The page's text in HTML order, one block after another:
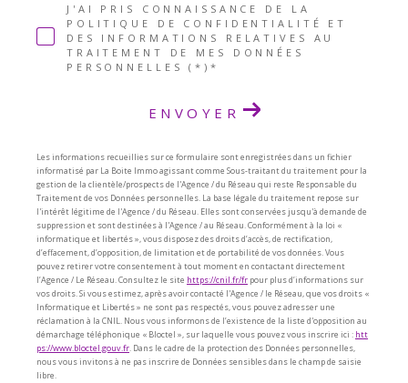
J'AI PRIS CONNAISSANCE DE LA
POLITIQUE DE CONFIDENTIALITÉ ET
DES INFORMATIONS RELATIVES AU
TRAITEMENT DE MES DONNÉES
PERSONNELLES (*)*
ENVOYER
Les informations recueillies sur ce formulaire sont enregistrées dans un fichier
informatisé par La Boite Immo agissant comme Sous-traitant du traitement pour la
gestion de la clientèle/prospects de l'Agence / du Réseau qui reste Responsable du
Traitement de vos Données personnelles. La base légale du traitement repose sur
l'intérêt légitime de l'Agence / du Réseau. Elles sont conservées jusqu'à demande de
suppression et sont destinées à l'Agence / au Réseau. Conformément à la loi «
informatique et libertés », vous disposez des droits d’accès, de rectification,
d’effacement, d’opposition, de limitation et de portabilité de vos données. Vous
pouvez retirer votre consentement à tout moment en contactant directement
l’Agence / Le Réseau. Consultez le site https://cnil.fr/fr pour plus d’informations sur
vos droits. Si vous estimez, après avoir contacté l'Agence / le Réseau, que vos droits «
Informatique et Libertés » ne sont pas respectés, vous pouvez adresser une
réclamation à la CNIL. Nous vous informons de l’existence de la liste d'opposition au
démarchage téléphonique « Bloctel », sur laquelle vous pouvez vous inscrire ici : htt
ps://www.bloctel.gouv.fr. Dans le cadre de la protection des Données personnelles,
nous vous invitons à ne pas inscrire de Données sensibles dans le champ de saisie
libre.